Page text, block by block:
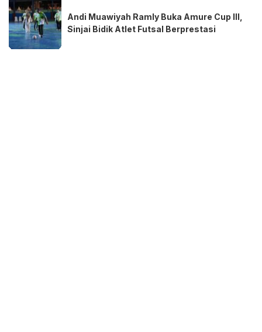
Andi Muawiyah Ramly Buka Amure Cup III,
Sinjai Bidik Atlet Futsal Berprestasi